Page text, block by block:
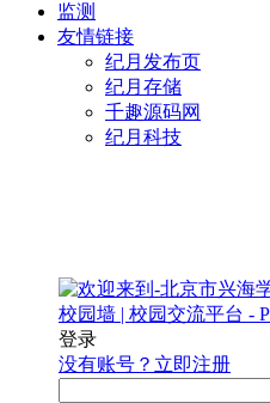
监测
友情链接
纪月发布页
纪月存储
千趣源码网
纪月科技
登录
没有账号？立即注册